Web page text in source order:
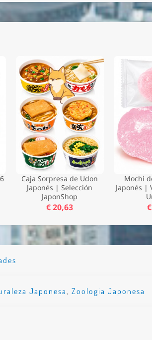
Caja Sorpresa de Udon
Japonés | Selección
JaponShop
€ 20,63
Mochi
Japonés |
Japonesa,Zoologia Japonesa